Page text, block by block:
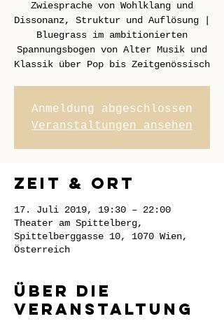
Zwiesprache von Wohlklang und
Dissonanz, Struktur und Auflösung |
Bluegrass im ambitionierten
Spannungsbogen von Alter Musik und
Klassik über Pop bis Zeitgenössisch
Anmeldung abgeschlossen
Veranstaltungen ansehen
Zeit & Ort
17. Juli 2019, 19:30 – 22:00
Theater am Spittelberg,
Spittelberggasse 10, 1070 Wien,
Österreich
Über die
Veranstaltung